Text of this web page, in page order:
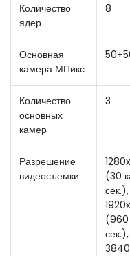
Количество
ядер
8
Основная
камера МПикс
Количество
основных
камер
3
Разрешение
видеосъемки
(30
(960